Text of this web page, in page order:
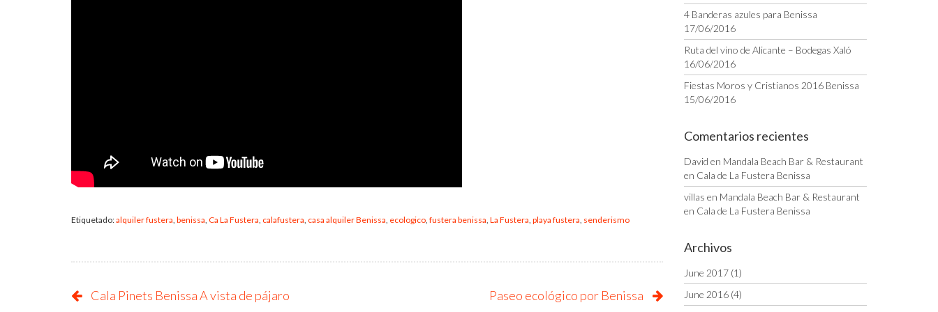
Etiquetado:alquiler fustera, benissa, Ca La Fustera, calafustera, casa alquiler Benissa, ecologico, fustera benissa, La Fustera, playa fustera, senderismo
Cala Pinets Benissa A vista de pájaro Paseo ecológico por Benissa
4 Banderas azules para Benissa
17/06/2016
Ruta del vino de Alicante – Bodegas Xaló
16/06/2016
Fiestas Moros y Cristianos 2016 Benissa
15/06/2016
Comentarios recientes
David en Mandala Beach Bar & Restaurant
en Cala de La Fustera Benissa
villas en Mandala Beach Bar & Restaurant
en Cala de La Fustera Benissa
Archivos
June 2017(1)
June 2016(4)